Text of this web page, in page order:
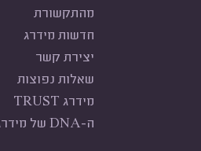
מהתקשורת
חדשות מידרג
יצירת קשר
שאלות נפוצות
מידרג TRUST
ה-DNA של מידרג